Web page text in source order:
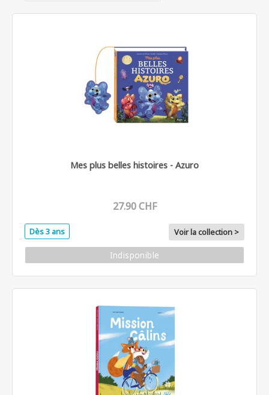
Mes plus belles histoires - Azuro
27.90 CHF
Dès 3 ans Voir la collection >
Indisponible